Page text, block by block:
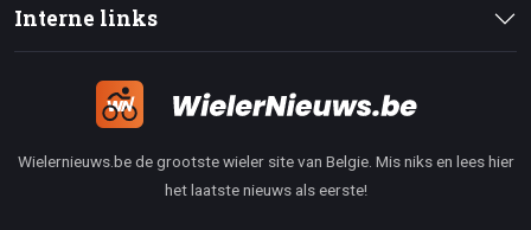
Interne links
Wielernieuws.be de grootste wieler site van Belgie. Mis niks en lees hier
het laatste nieuws als eerste!